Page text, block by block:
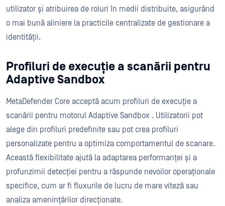
utilizator și atribuirea de roluri în medii distribuite, asigurând
o mai bună aliniere la practicile centralizate de gestionare a
identității.
Profiluri de execuție a scanării pentru
Adaptive Sandbox
MetaDefender Core acceptă acum profiluri de execuție a
scanării pentru motorul Adaptive Sandbox . Utilizatorii pot
alege din profiluri predefinite sau pot crea profiluri
personalizate pentru a optimiza comportamentul de scanare.
Această flexibilitate ajută la adaptarea performanței și a
profunzimii detecției pentru a răspunde nevoilor operaționale
specifice, cum ar fi fluxurile de lucru de mare viteză sau
analiza amenințărilor direcționate.